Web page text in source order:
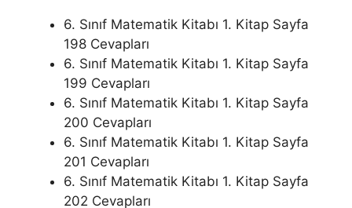
6. Sınıf Matematik Kitabı 1. Kitap Sayfa
198 Cevapları
6. Sınıf Matematik Kitabı 1. Kitap Sayfa
199 Cevapları
6. Sınıf Matematik Kitabı 1. Kitap Sayfa
200 Cevapları
6. Sınıf Matematik Kitabı 1. Kitap Sayfa
201 Cevapları
6. Sınıf Matematik Kitabı 1. Kitap Sayfa
202 Cevapları